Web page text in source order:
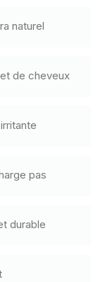
naturel
de cheveux
pas
durable